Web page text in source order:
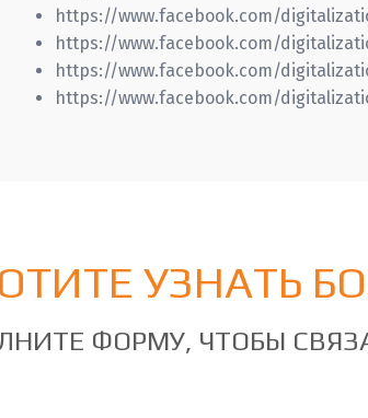
https://www.facebook.com/
https://www.facebook.com/
https://www.facebook.com/
https://www.facebook.com/
УЗНАТЬ
ФОРМУ, ЧТОБЫ